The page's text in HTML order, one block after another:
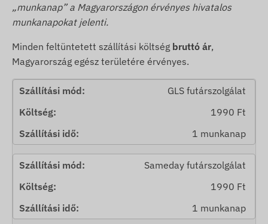
„munkanap” a Magyarországon érvényes hivatalos
munkanapokat jelenti.
Minden feltüntetett szállítási költség bruttó ár,
Magyarország egész területére érvényes.
GLS futárszolgálat
1990 Ft
1 munkanap
Sameday futárszolgálat
1990 Ft
1 munkanap